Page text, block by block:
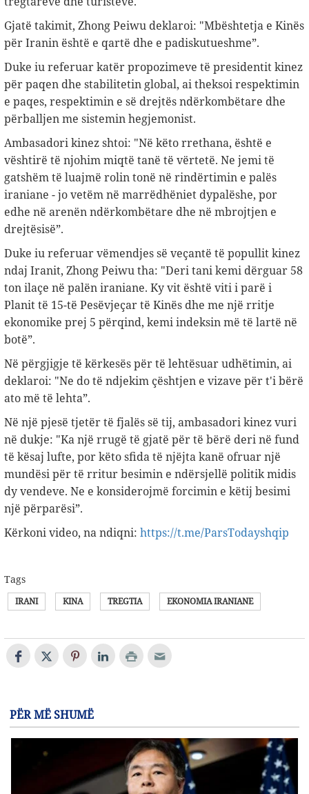
Gjatë takimit, Zhong Peiwu deklaroi: "Mbështetja e Kinës
për Iranin është e qartë dhe e padiskutueshme”.
Duke iu referuar katër propozimeve të presidentit kinez
për paqen dhe stabilitetin global, ai theksoi respektimin
e paqes, respektimin e së drejtës ndërkombëtare dhe
përballjen me sistemin hegjemonist.
Ambasadori kinez shtoi: "Në këto rrethana, është e
vështirë të njohim miqtë tanë të vërtetë. Ne jemi të
gatshëm të luajmë rolin tonë në rindërtimin e palës
iraniane - jo vetëm në marrëdhëniet dypalëshe, por
edhe në arenën ndërkombëtare dhe në mbrojtjen e
drejtësisë”.
Duke iu referuar vëmendjes së veçantë të popullit kinez
ndaj Iranit, Zhong Peiwu tha: "Deri tani kemi dërguar 58
ton ilaçe në palën iraniane. Ky vit është viti i parë i
Planit të 15-të Pesëvjeçar të Kinës dhe me një rritje
ekonomike prej 5 përqind, kemi indeksin më të lartë në
botë”.
Në përgjigje të kërkesës për të lehtësuar udhëtimin, ai
deklaroi: "Ne do të ndjekim çështjen e vizave për t'i bërë
ato më të lehta”.
Në një pjesë tjetër të fjalës së tij, ambasadori kinez vuri
në dukje: "Ka një rrugë të gjatë për të bërë deri në fund
të kësaj lufte, por këto sfida të njëjta kanë ofruar një
mundësi për të rritur besimin e ndërsjellë politik midis
dy vendeve. Ne e konsiderojmë forcimin e këtij besimi
një përparësi”.
Kërkoni video, na ndiqni: https://t.me/ParsTodayshqip
Tags
IRANI KINA TREGTIA EKONOMIA IRANIANE
PËR MË SHUMË